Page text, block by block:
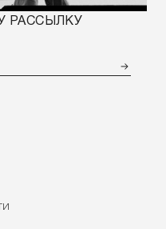
РАССЫЛКУ